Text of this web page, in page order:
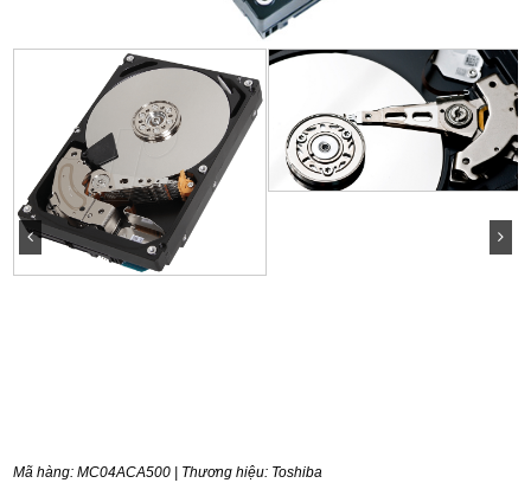
Mã hàng:MC04ACA500 | Thương hiệu: Toshiba